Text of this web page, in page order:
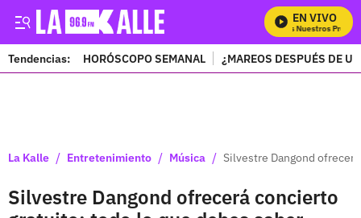
EN VIVO
Mira Todos Nuestros
Tendencias: HORÓSCOPO SEMANAL ¿MAREOS DESPUÉS DE
La Kalle / Entretenimiento / Música / Silvestre Dangond
Silvestre Dangond ofrecerá concierto